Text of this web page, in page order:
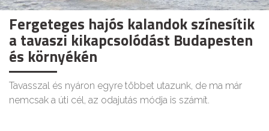
Fergeteges hajós kalandok színesítik
a tavaszi kikapcsolódást Budapesten
és környékén
Tavasszal és nyáron egyre többet utazunk, de ma már
nemcsak a úti cél, az odajutás módja is számít.